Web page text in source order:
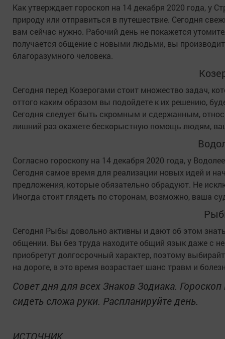
Как утверждает гороскоп на 14 декабря 2020 года, у
природу или отправиться в путешествие. Сегодня
вам сейчас нужно. Рабочий день не покажется
получается общение с новыми людьми, вы
благоразумного человека.
Сегодня перед Козерогами стоит множество задач,
оттого каким образом вы подойдете к их решению,
Сегодня следует быть скромным и сдержанным,
лишний раз окажете бескорыстную помощь людям,
Согласно гороскопу на 14 декабря 2020 года, у
Сегодня самое время для реализации новых идей и
предложения, которые обязательно обрадуют. Не
Иногда стоит глядеть по сторонам, возможно, ваша
Сегодня Рыбы довольно активны и дают об этом
общении. Вы без труда находите общий язык даже с
приобретут долгосрочный характер, поэтому
на дороге, в это время возрастает шанс травм и
Совет дня для всех Знаков Зодиака.
сидеть сложа руки. Распланируйте день.
ИСТОЧНИК